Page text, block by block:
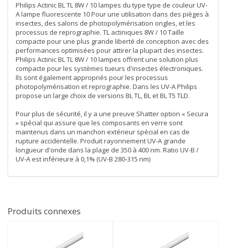
Philips Actinic BL TL 8W / 10 lampes du type type de couleur UV-
A lampe fluorescente 10 Pour une utilisation dans des pièges à
insectes, des salons de photopolymérisation ongles, et les
processus de reprographie. TL actiniques 8W / 10 Taille
compacte pour une plus grande liberté de conception avec des
performances optimisées pour attirer la plupart des insectes.
Philips Actinic BL TL 8W / 10 lampes offrent une solution plus
compacte pour les systèmes tueurs d'insectes électroniques.
Ils sont également appropriés pour les processus
photopolymérisation et reprographie. Dans les UV-A Philips
propose un large choix de versions BL TL, BL et BL T5 TLD.
Pour plus de sécurité, il y a une preuve Shatter option « Secura
» spécial qui assure que les composants en verre sont
maintenus dans un manchon extérieur spécial en cas de
rupture accidentelle. Produit rayonnement UV-A grande
longueur d'onde dans la plage de 350 à 400 nm. Ratio UV-B /
UV-A est inférieure à 0,1% (UV-B 280-315 nm)
Produits connexes